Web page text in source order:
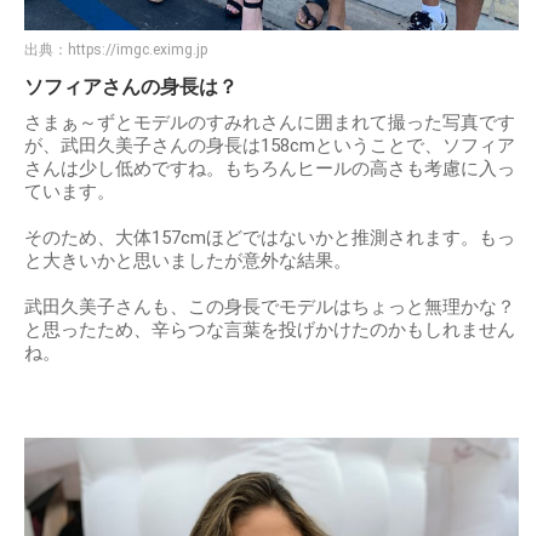
出典： https://imgc.eximg.jp
ソフィアさんの身長は？
さまぁ～ずとモデルのすみれさんに囲まれて撮った写真です
が、武田久美子さんの身長は158cmということで、ソフィア
さんは少し低めですね。もちろんヒールの高さも考慮に入っ
ています。
そのため、大体157cmほどではないかと推測されます。もっ
と大きいかと思いましたが意外な結果。
武田久美子さんも、この身長でモデルはちょっと無理かな？
と思ったため、辛らつな言葉を投げかけたのかもしれません
ね。